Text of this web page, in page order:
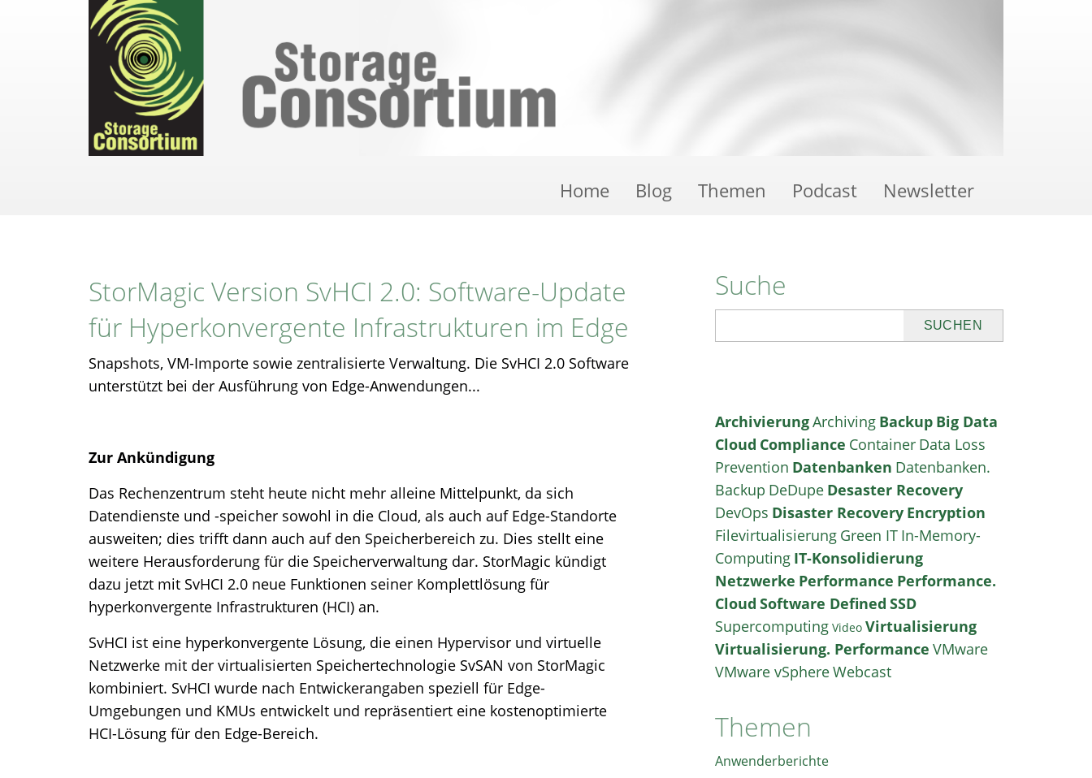
Home Blog Themen Podcast Newsletter
StorMagic Version SvHCI 2.0: Software-Update
für Hyperkonvergente Infrastrukturen im Edge
Snapshots, VM-Importe sowie zentralisierte Verwaltung. Die SvHCI 2.0 Software
unterstützt bei der Ausführung von Edge-Anwendungen...
Zur Ankündigung
Das Rechenzentrum steht heute nicht mehr alleine Mittelpunkt, da sich
Datendienste und -speicher sowohl in die Cloud, als auch auf Edge-Standorte
ausweiten; dies trifft dann auch auf den Speicherbereich zu. Dies stellt eine
weitere Herausforderung für die Speicherverwaltung dar. StorMagic kündigt
dazu jetzt mit SvHCI 2.0 neue Funktionen seiner Komplettlösung für
hyperkonvergente Infrastrukturen (HCI) an.
SvHCI ist eine hyperkonvergente Lösung, die einen Hypervisor und virtuelle
Netzwerke mit der virtualisierten Speichertechnologie SvSAN von StorMagic
kombiniert. SvHCI wurde nach Entwickerangaben speziell für Edge-
Umgebungen und KMUs entwickelt und repräsentiert eine kostenoptimierte
HCI-Lösung für den Edge-Bereich.
Suche
ArchivierungArchiving Backup Big Data
Cloud Compliance Container Data Loss
Prevention Datenbanken Datenbanken.
Backup DeDupe Desaster Recovery
DevOps Disaster Recovery Encryption
Filevirtualisierung Green IT In-Memory-
Computing IT-Konsolidierung
Netzwerke Performance Performance.
Cloud Software Defined SSD
Supercomputing Video Virtualisierung
Virtualisierung. Performance VMware
VMware vSphereWebcast
Themen
Anwenderberichte